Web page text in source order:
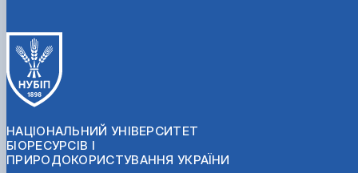
НАЦІОНАЛЬНИЙ УНІВЕРСИТЕТ
БІОРЕСУРСІВ І
ПРИРОДОКОРИСТУВАННЯ УКРАЇНИ